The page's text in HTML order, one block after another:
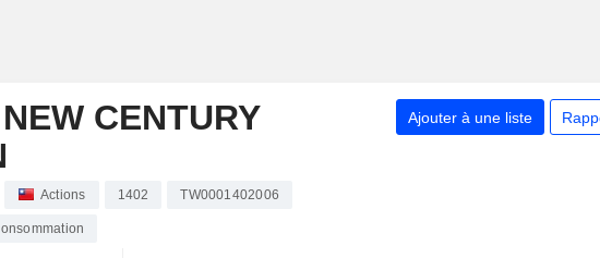
CENTURY
Ajouter à une liste
Actions 1402 TW0001402006